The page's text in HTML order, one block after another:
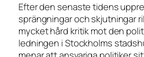
Efter den senaste tidens
sprängningar och skjutningar
mycket hård kritik mot den
ledningen i Stockholms